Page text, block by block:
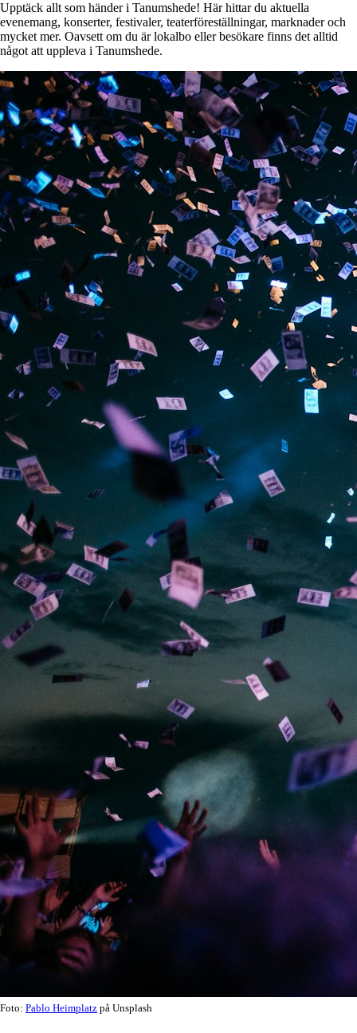
Upptäck allt som händer i Tanumshede! Här hittar du aktuella
evenemang, konserter, festivaler, teaterföreställningar, marknader och
mycket mer. Oavsett om du är lokalbo eller besökare finns det alltid
något att uppleva i Tanumshede.
Foto: Pablo Heimplatz på Unsplash